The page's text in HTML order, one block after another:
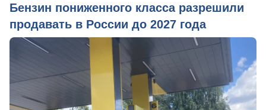
Бензин пониженного класса разрешили
продавать в России до 2027 года